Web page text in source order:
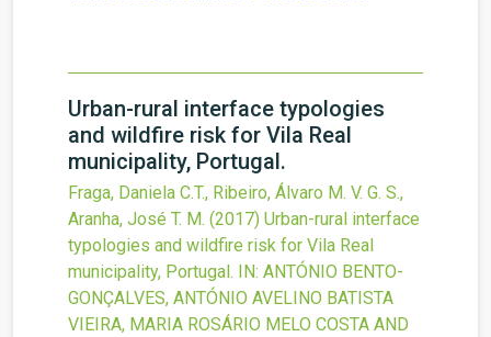
Urban-rural interface typologies
and wildfire risk for Vila Real
municipality, Portugal.
Fraga, Daniela C.T., Ribeiro, Álvaro M. V. G. S.,
Aranha, José T. M. (2017) Urban-rural interface
typologies and wildfire risk for Vila Real
municipality, Portugal.
IN: ANTÓNIO BENTO-
GONÇALVES, ANTÓNIO AVELINO BATISTA
VIEIRA, MARIA ROSÁRIO MELO COSTA AND